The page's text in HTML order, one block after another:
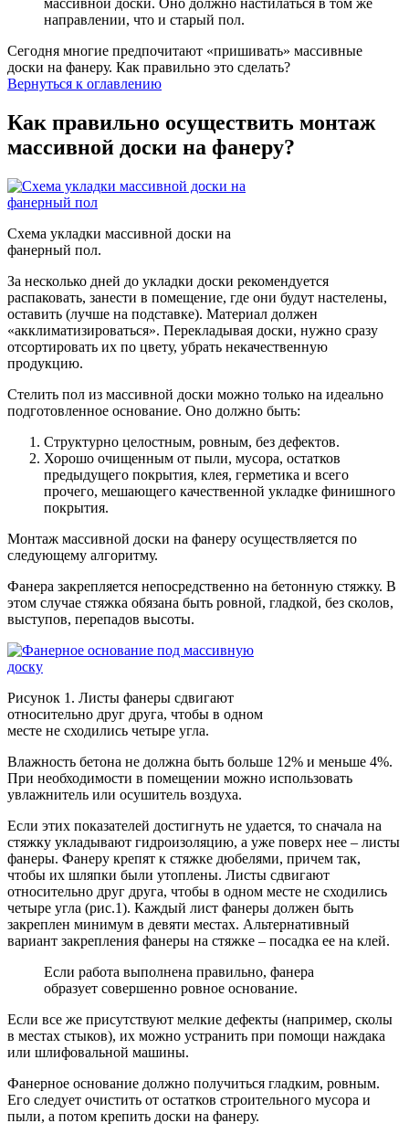
направлении, что и старый пол.
Сегодня многие предпочитают «пришивать» массивные
доски на фанеру. Как правильно это сделать?
Вернуться к оглавлению
Как правильно осуществить монтаж
массивной доски на фанеру?
Схема укладки массивной доски на
фанерный пол.
За несколько дней до укладки доски рекомендуется
распаковать, занести в помещение, где они будут настелены,
оставить (лучше на подставке). Материал должен
«акклиматизироваться». Перекладывая доски, нужно сразу
отсортировать их по цвету, убрать некачественную
продукцию.
Стелить пол из массивной доски можно только на идеально
подготовленное основание. Оно должно быть:
Структурно целостным, ровным, без дефектов.
Хорошо очищенным от пыли, мусора, остатков
предыдущего покрытия, клея, герметика и всего
прочего, мешающего качественной укладке финишного
покрытия.
Монтаж массивной доски на фанеру осуществляется по
следующему алгоритму.
Фанера закрепляется непосредственно на бетонную стяжку. В
этом случае стяжка обязана быть ровной, гладкой, без сколов,
выступов, перепадов высоты.
Рисунок 1. Листы фанеры сдвигают
относительно друг друга, чтобы в одном
месте не сходились четыре угла.
Влажность бетона не должна быть больше 12% и меньше 4%.
При необходимости в помещении можно использовать
увлажнитель или осушитель воздуха.
Если этих показателей достигнуть не удается, то сначала на
стяжку укладывают гидроизоляцию, а уже поверх нее – листы
фанеры. Фанеру крепят к стяжке дюбелями, причем так,
чтобы их шляпки были утоплены. Листы сдвигают
относительно друг друга, чтобы в одном месте не сходились
четыре угла (рис.1). Каждый лист фанеры должен быть
закреплен минимум в девяти местах. Альтернативный
вариант закрепления фанеры на стяжке – посадка ее на клей.
Если работа выполнена правильно, фанера
образует совершенно ровное основание.
Если все же присутствуют мелкие дефекты (например, сколы
в местах стыков), их можно устранить при помощи наждака
или шлифовальной машины.
Фанерное основание должно получиться гладким, ровным.
Его следует очистить от остатков строительного мусора и
пыли, а потом крепить доски на фанеру.